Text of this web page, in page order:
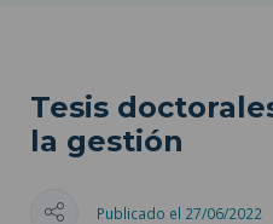
Tesis
la gestión
Publicado el 27/06/2022